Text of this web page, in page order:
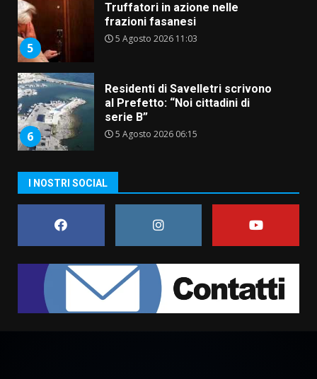
5
Truffatori in azione nelle
frazioni fasanesi
5 Agosto 2026 11:03
6
Residenti di Savelletri scrivono
al Prefetto: “Noi cittadini di
serie B”
5 Agosto 2026 06:15
Pesce Spada: appuntamento a
sabato 8 agosto
5 Agosto 2026 06:10
1
cittadina di Fratelli d’Italia,
pronta a tornare in Consiglio
comunale
I NOSTRI SOCIAL